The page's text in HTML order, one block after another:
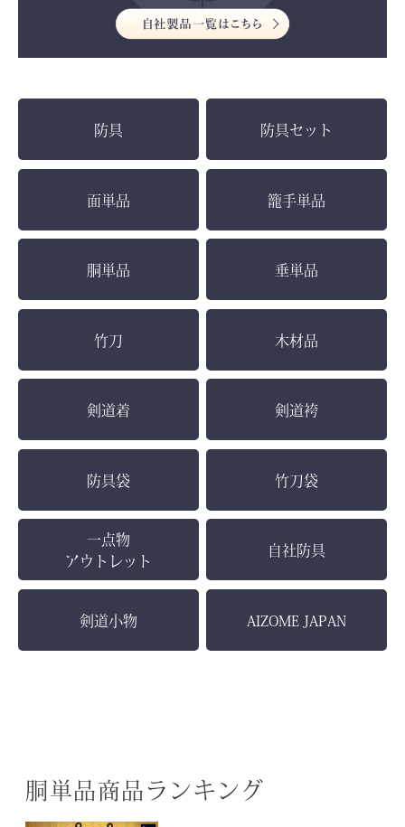
防具 防具セット
面単品 籠手単品
胴単品 垂単品
竹刀 木材品
剣道着 剣道袴
防具袋 竹刀袋
一点物
アウトレット
自社防具
剣道小物 AIZOME JAPAN
胴単品商品ランキング